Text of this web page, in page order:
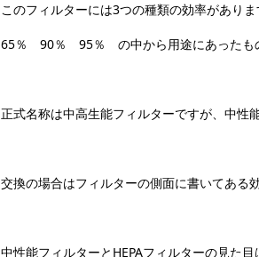
このフィルターには3つの種類の効率がありま
65％ 90％ 95％ の中から用途にあったもの
正式名称は中高生能フィルターですが、中性
交換の場合はフィルターの側面に書いてある
中性能フィルターとHEPAフィルターの見た目